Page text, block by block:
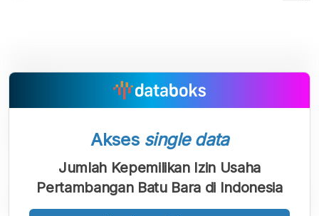
Akses single data
Jumlah Kepemilikan Izin Usaha
Pertambangan Batu Bara di Indonesia